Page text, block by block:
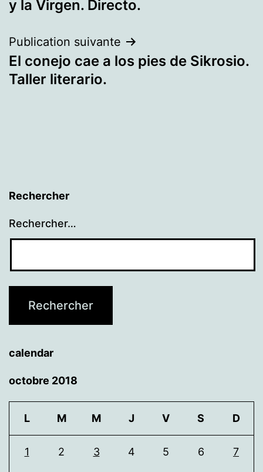
l’article
y la Virgen. Directo.
Publication suivante
El conejo cae a los pies de Sikrosio.
Taller literario.
Rechercher
Rechercher…
calendar
octobre 2018
L M M J V S D
1 2 3 4 5 6 7